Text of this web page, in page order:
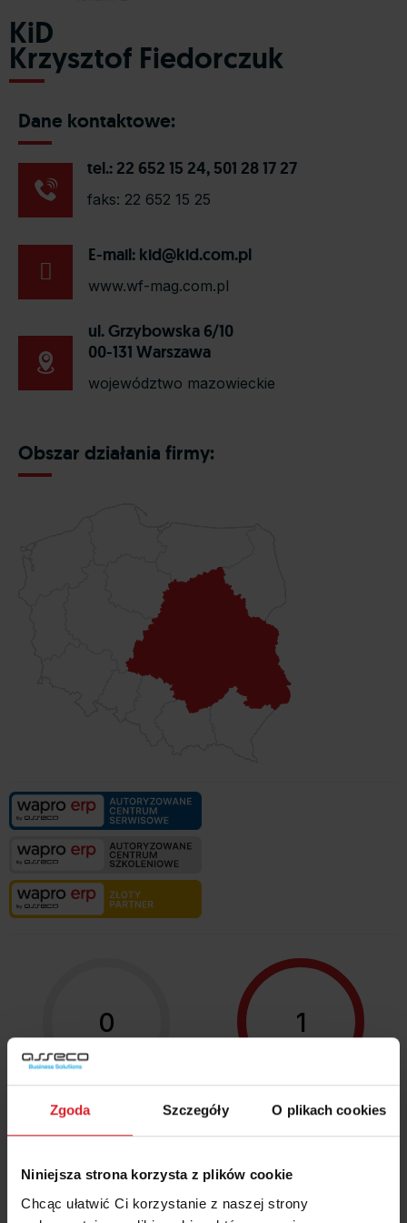
Zgoda Szczegóły O plikach cookies
Niniejsza strona korzysta z plików cookie
Chcąc ułatwić Ci korzystanie z naszej strony
KiD
Krzysztof Fiedorczuk
Dane kontaktowe:
tel.: 22 652 15 24, 501 28 17 27
faks: 22 652 15 25
E-mail: kid@kid.com.pl
www.wf-mag.com.pl
ul. Grzybowska 6/10
00-131 Warszawa
województwo mazowieckie
Obszar działania firmy:
0 1
6